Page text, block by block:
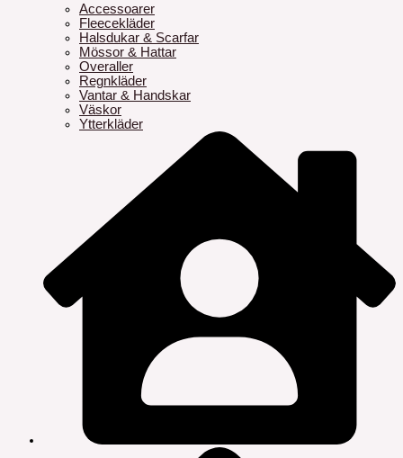
Accessoarer
Fleecekläder
Halsdukar & Scarfar
Mössor & Hattar
Overaller
Regnkläder
Vantar & Handskar
Väskor
Ytterkläder